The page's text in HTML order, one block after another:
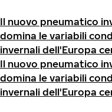
Il nuovo pneumatico
domina le variabili
invernali dell'Europa
Il nuovo pneumatico
domina le variabili
invernali dell'Europa